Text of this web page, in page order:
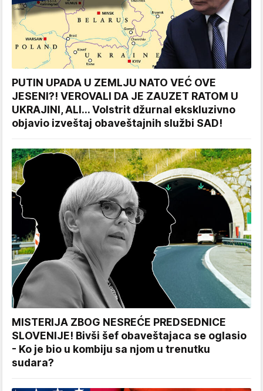
PUTIN UPADA U ZEMLJU NATO VEĆ OVE
JESENI?! VEROVALI DA JE ZAUZET RATOM U
UKRAJINI, ALI... Volstrit džurnal ekskluzivno
objavio izveštaj obaveštajnih službi SAD!
MISTERIJA ZBOG NESREĆE PREDSEDNICE
SLOVENIJE! Bivši šef obaveštajaca se oglasio
- Ko je bio u kombiju sa njom u trenutku
sudara?